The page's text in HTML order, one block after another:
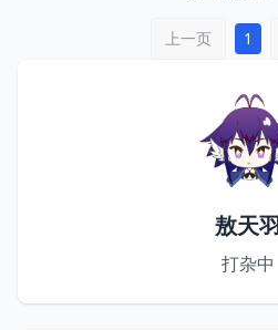
上一页 1
敖天
打杂中